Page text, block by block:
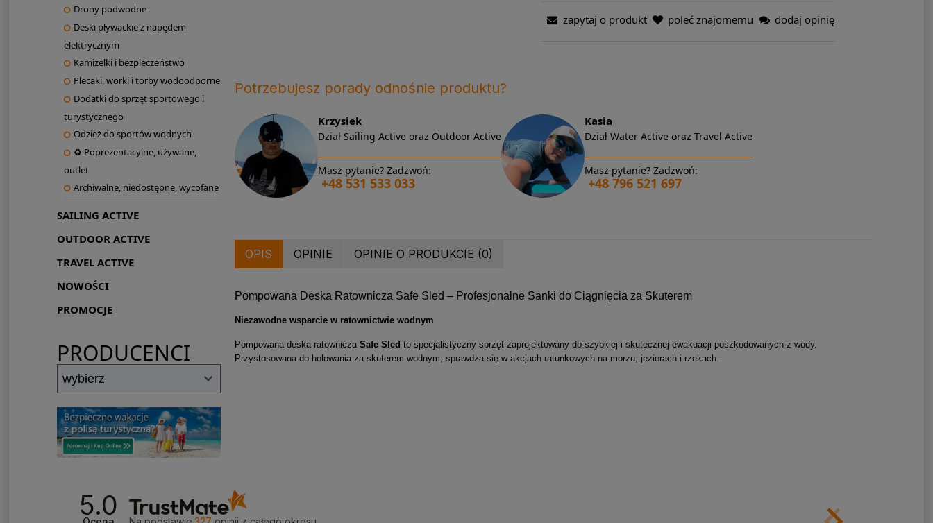
Drony podwodne
Deski pływackie z napędem
elektrycznym
Kamizelki i bezpieczeństwo
Plecaki, worki i torby wodoodporne
Dodatki do sprzęt sportowego i
turystycznego
Odzież do sportów wodnych
♻ Poprezentacyjne, używane,
outlet
Archiwalne, niedostępne, wycofane
SAILING ACTIVE
OUTDOOR ACTIVE
TRAVEL ACTIVE
NOWOŚCI
PROMOCJE
PRODUCENCI
zapytaj o produkt poleć znajomemu dodaj opinię
Potrzebujesz porady odnośnie produktu?
Krzysiek
Dział Sailing Active oraz Outdoor Active
Masz pytanie? Zadzwoń:
+48 531 533 033
Kasia
Dział Water Active oraz Travel Active
Masz pytanie? Zadzwoń:
+48 796 521 697
OPIS OPINIE OPINIE O PRODUKCIE (0)
Pompowana Deska Ratownicza Safe Sled – Profesjonalne Sanki do Ciągnięcia za Skuterem
Niezawodne wsparcie w ratownictwie wodnym
Pompowana deska ratownicza Safe Sled to specjalistyczny sprzęt zaprojektowany do szybkiej i skutecznej ewakuacji poszkodowanych z wody.
Przystosowana do holowania za skuterem wodnym, sprawdza się w akcjach ratunkowych na morzu, jeziorach i rzekach.
5.0